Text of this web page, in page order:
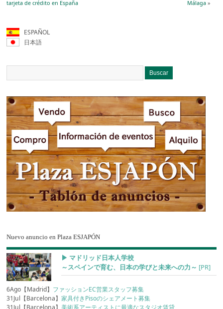
tarjeta de crédito en España
Málaga»
ESPAÑOL
日本語
Nuevo anuncio en Plaza ESJAPÓN
▶︎ マドリッド日本人学校
～スペインで育む、日本の学びと未来への力～ [PR]
6Ago【Madrid】 ファッションEC営業スタッフ募集
31Jul【Barcelona】家具付きPisoのシェアメート募集